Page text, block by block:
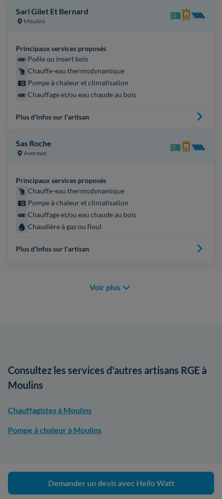
Sarl Gilet Et Bernard
Moulins
Principaux services proposés
Poêle ou insert bois
Chauffe-eau thermodynamique
Pompe à chaleur et climatisation
Chauffage et/ou eau chaude au bois
Plus d'infos sur l'artisan
Sas Roche
Avermes
Principaux services proposés
Chauffe-eau thermodynamique
Pompe à chaleur et climatisation
Chauffage et/ou eau chaude au bois
Chaudière à gaz ou fioul
Plus d'infos sur l'artisan
Voir plus
Consultez les services d'autres artisans RGE à
Moulins
Chauffagistes à Moulins
Pompe à chaleur à Moulins
Demander un devis avec Hello Watt